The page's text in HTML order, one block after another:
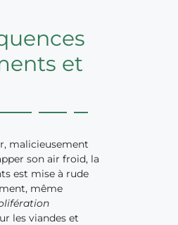
et
malicieusement
son air froid, la
est mise à rude
même
les viandes et